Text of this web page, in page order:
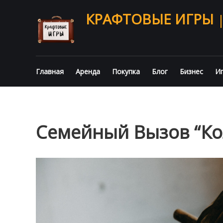
КРАФТОВЫЕ ИГРЫ
Главная Аренда Покупка Блог Бизнес
Семейный Вызов